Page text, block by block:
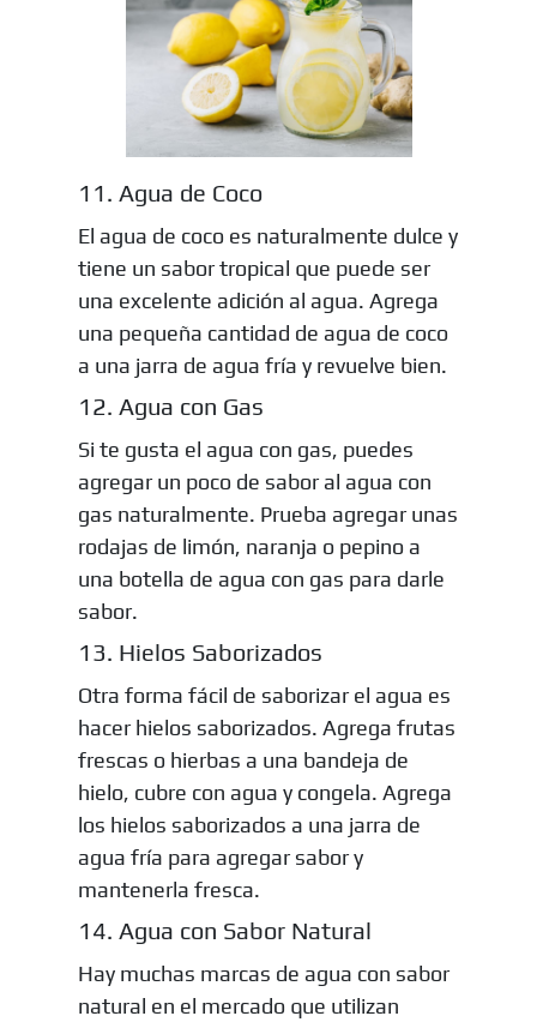
11. Agua de Coco
El agua de coco es naturalmente dulce y
tiene un sabor tropical que puede ser
una excelente adición al agua. Agrega
una pequeña cantidad de agua de coco
a una jarra de agua fría y revuelve bien.
12. Agua con Gas
Si te gusta el agua con gas, puedes
agregar un poco de sabor al agua con
gas naturalmente. Prueba agregar unas
rodajas de limón, naranja o pepino a
una botella de agua con gas para darle
sabor.
13. Hielos Saborizados
Otra forma fácil de saborizar el agua es
hacer hielos saborizados. Agrega frutas
frescas o hierbas a una bandeja de
hielo, cubre con agua y congela. Agrega
los hielos saborizados a una jarra de
agua fría para agregar sabor y
mantenerla fresca.
14. Agua con Sabor Natural
Hay muchas marcas de agua con sabor
natural en el mercado que utilizan